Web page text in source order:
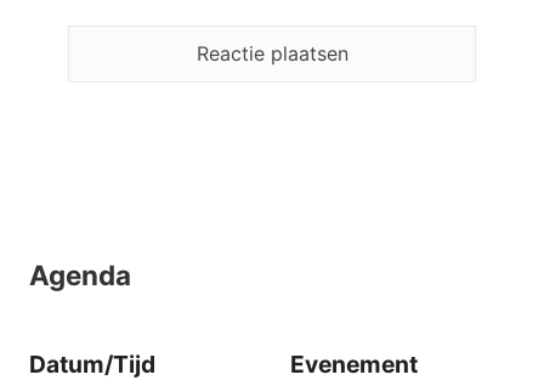
Agenda
Datum/Tijd Evenement